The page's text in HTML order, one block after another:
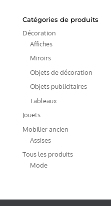
Catégories de produits
Décoration
Affiches
Miroirs
Objets de décoration
Objets publicitaires
Tableaux
Jouets
Mobilier ancien
Assises
Tous les produits
Mode